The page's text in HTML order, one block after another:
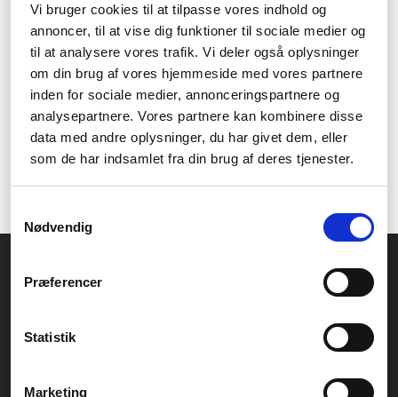
Vi bruger cookies til at tilpasse vores indhold og
annoncer, til at vise dig funktioner til sociale medier og
til at analysere vores trafik. Vi deler også oplysninger
om din brug af vores hjemmeside med vores partnere
inden for sociale medier, annonceringspartnere og
analysepartnere. Vores partnere kan kombinere disse
data med andre oplysninger, du har givet dem, eller
som de har indsamlet fra din brug af deres tjenester.
Nødvendig
Præferencer
Statistik
Marketing
Vælg den perfekte størrelse til
dit gaming setup
HP Gamer skærme fås i forskellige størrelser, så du kan vælge
den skærm, der passer bedst til dit gaming setup og dine behov.
Er du på farten? Vælg en mindre skærm, der er let at
transportere og perfekt til gaming undervejs. Har du et fast
gamingområde derhjemme? Så vælg en større skærm for en
CVR.: 26208637
Generelle henvendelser:
Service- og reklamationsafdelingen: